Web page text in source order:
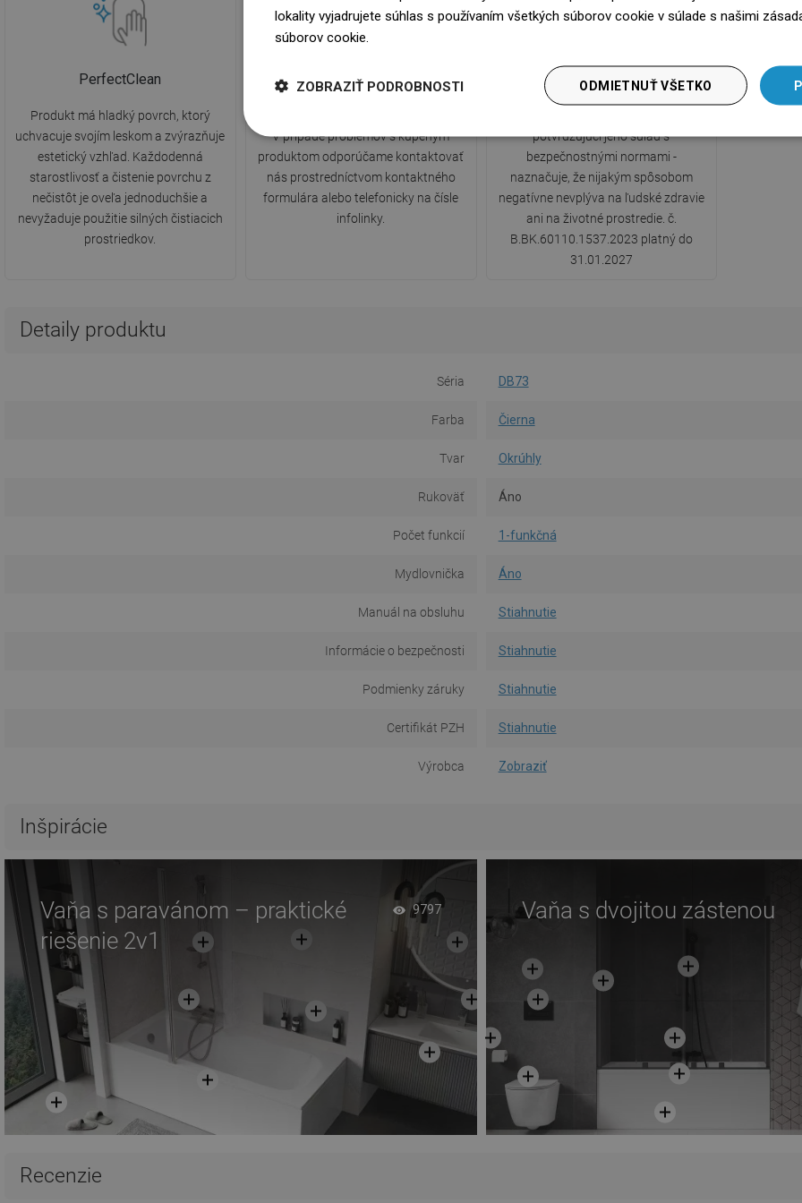
PerfectClean
Produkt má hladký povrch, ktorý
uchvacuje svojím leskom a zvýrazňuje
estetický vzhľad. Každodenná
starostlivosť a čistenie povrchu z
nečistôt je oveľa jednoduchšie a
nevyžaduje použitie silných čistiacich
prostriedkov.
2 roky záruky
V prípade problémov s kúpeným
produktom odporúčame kontaktovať
nás prostredníctvom kontaktného
formulára alebo telefonicky na čísle
infolinky.
Certifikát hygieny PZH
potvrdzujúci jeho súlad s
bezpečnostnými normami -
naznačuje, že nijakým spôsobom
negatívne nevplýva na ľudské zdravie
ani na životné prostredie. č.
B.BK.60110.1537.2023 platný do
31.01.2027
Detaily produktu
Séria DB73
Farba Čierna
Tvar Okrúhly
Rukoväť Áno
Počet funkcií 1-funkčná
Mydlovnička Áno
Manuál na obsluhu Stiahnutie
Informácie o bezpečnosti Stiahnutie
Podmienky záruky Stiahnutie
Certifikát PZH Stiahnutie
Výrobca Zobraziť
Inšpirácie
Vaňa s paravánom – praktické
riešenie 2v1
9797 Vaňa s dvojitou zástenou
Recenzie
lokality vyjadrujete súhlas s používaním všetkých súborov cookie v súlade s našimi
súborov cookie.
ODMIETNUŤ VŠETKO
ZOBRAZIŤ PODROBNOSTI